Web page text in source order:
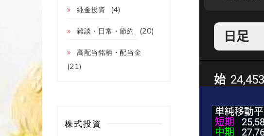
純金投資 (4)
雑談・日常・節約 (20)
高配当銘柄・配当金
(21)
株式投資